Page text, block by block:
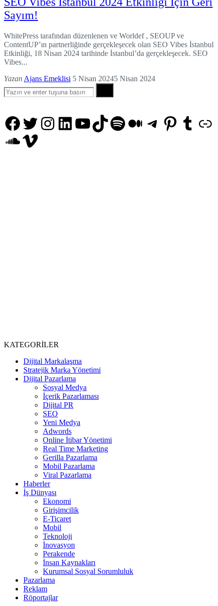
Sayım!
WhitePress tarafından düzenlenen ve Worldef , SEOUP ve
ContentUP’ın partnerliğinde gerçekleşecek olan SEO Vibes İstanbul
Etkinliği, 18 Nisan 2024 tarihinde İstanbul’da gerçekleşecek. SEO
Vibes...
Yazan Ajans Emeklisi 5 Nisan 20245 Nisan 2024
Search
for:
Facebook
Twitter
Instagram
LinkedIn
YouTube
TikTok
Spotify
OrtaTelegram
SoundCloud
Vimeo
KATEGORİLER
Dijital Markalaşma
Stratejik Marka Yönetimi
Dijital Pazarlama
Sosyal Medya
İçerik Pazarlaması
Dijital PR
SEO
Yeni Medya
Adwords
Online İtibar Yönetimi
Real Time Marketing
Gerilla Pazarlama
Mobil Pazarlama
Viral Pazarlama
Haberler
İş Dünyası
Ekonomi
Girişimcilik
E-Ticaret
Mobil
Teknoloji
İnovasyon
Perakende
İnsan Kaynakları
Kurumsal Sosyal Sorumluluk
Pazarlama
Reklam
Röportajlar